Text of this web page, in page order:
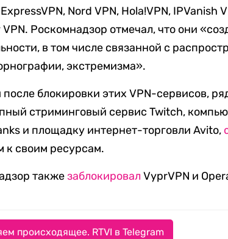
Nord VPN, Hola!VPN, IPVanish
Роскомнадзор отмечал, что они
в том числе связанной с
экстремизма».
блокировки этих VPN-сервисов,
стриминговый сервис Twitch,
и площадку интернет-торговли Avito,
к своим ресурсам.
такжезаблокировал VyprVPN и
происходящее. RTVI в Telegram